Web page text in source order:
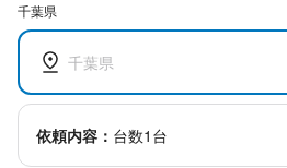
千葉県
千葉県
依頼内容： 台数1台